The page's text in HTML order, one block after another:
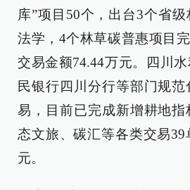
库”项目50个，出台3个省
法学，4个林草碳普惠项目
交易金额74.44万元。四川
民银行四川分行等部门规
易，目前已完成新增耕地指
态文旅、碳汇等各类交易39
元。